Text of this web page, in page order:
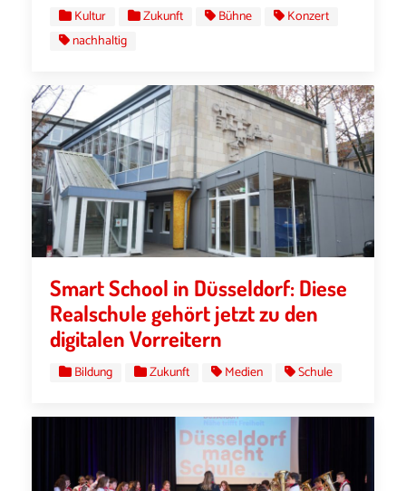
Kultur Zukunft Bühne
Konzert
nachhaltig
Smart School in Düsseldorf: Diese
Realschule gehört jetzt zu den
digitalen Vorreitern
Bildung Zukunft Medien Schule